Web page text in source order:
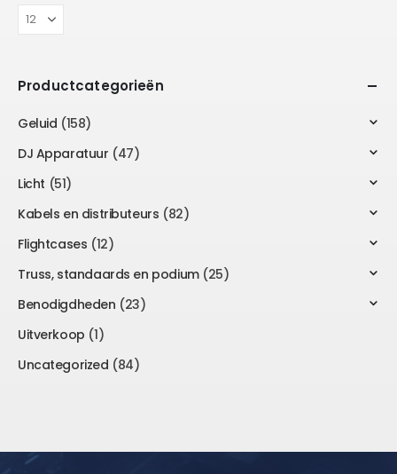
Productcategorieën
Geluid (158)
DJ Apparatuur (47)
Licht (51)
Kabels en distributeurs (82)
Flightcases (12)
Truss, standaards en podium (25)
Benodigdheden (23)
Uitverkoop (1)
Uncategorized (84)